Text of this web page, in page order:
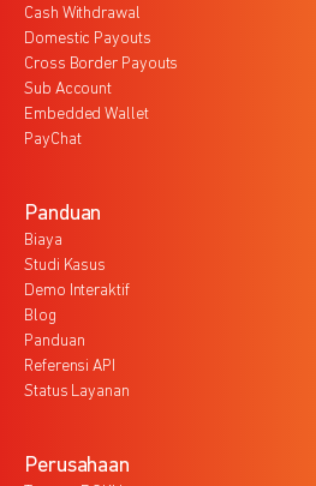
Cash Withdrawal
Domestic Payouts
Cross Border Payouts
Sub Account
Embedded Wallet
PayChat
Panduan
Biaya
Studi Kasus
Demo Interaktif
Blog
Panduan
Referensi API
Status Layanan
Perusahaan